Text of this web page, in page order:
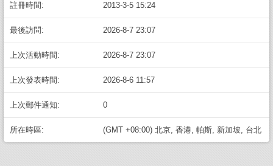
註冊時間: 2013-3-5 15:24
最後訪問: 2026-8-7 23:07
上次活動時間: 2026-8-7 23:07
上次發表時間: 2026-8-6 11:57
上次郵件通知: 0
所在時區: (GMT +08:00) 北京, 香港, 帕斯, 新加坡, 台北